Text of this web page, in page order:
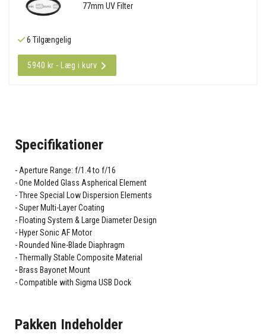
77mm UV Filter
6 Tilgængelig
5940 kr - Læg i kurv
Specifikationer
Aperture Range: f/1.4 to f/16
One Molded Glass Aspherical Element
Three Special Low Dispersion Elements
Super Multi-Layer Coating
Floating System & Large Diameter Design
Hyper Sonic AF Motor
Rounded Nine-Blade Diaphragm
Thermally Stable Composite Material
Brass Bayonet Mount
Compatible with Sigma USB Dock
Pakken Indeholder